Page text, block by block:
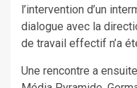
l’intervention d’un
dialogue avec la
de travail effectif n’a
Une rencontre a